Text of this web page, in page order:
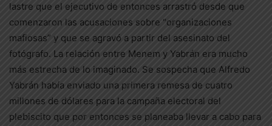
lastre que el ejecutivo de entonces arrastró desde que
comenzaron las acusaciones sobre “organizaciones
mafiosas” y que se agravó a partir del asesinato del
fotógrafo. La relación entre Menem y Yabrán era mucho
más estrecha de lo imaginado. Se sospecha que Alfredo
Yabrán había enviado una primera remesa de cuatro
millones de dólares para la campaña electoral del
plebiscito que por entonces se planeaba llevar a cabo para